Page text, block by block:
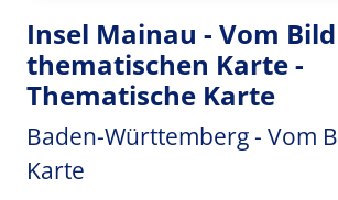
Insel Mainau - Vom
thematischen Karte -
Thematische Karte
Baden-Württemberg - Vom
Karte